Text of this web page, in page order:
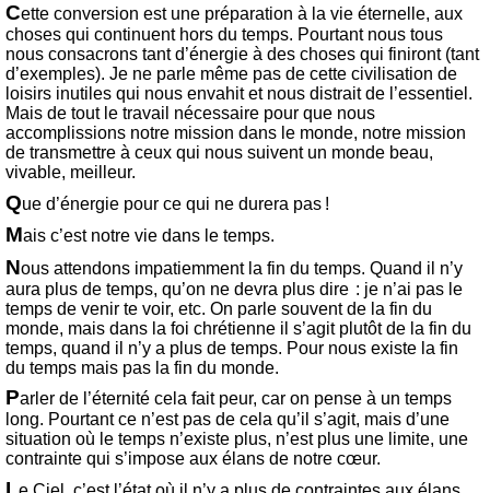
Cette conversion est une préparation à la vie éternelle, aux
choses qui continuent hors du temps. Pourtant nous tous
nous consacrons tant d’énergie à des choses qui finiront (tant
d’exemples). Je ne parle même pas de cette civilisation de
loisirs inutiles qui nous envahit et nous distrait de l’essentiel.
Mais de tout le travail nécessaire pour que nous
accomplissions notre mission dans le monde, notre mission
de transmettre à ceux qui nous suivent un monde beau,
vivable, meilleur.
Que d’énergie pour ce qui ne durera pas !
Mais c’est notre vie dans le temps.
Nous attendons impatiemment la fin du temps. Quand il n’y
aura plus de temps, qu’on ne devra plus dire : je n’ai pas le
temps de venir te voir, etc. On parle souvent de la fin du
monde, mais dans la foi chrétienne il s’agit plutôt de la fin du
temps, quand il n’y a plus de temps. Pour nous existe la fin
du temps mais pas la fin du monde.
Parler de l’éternité cela fait peur, car on pense à un temps
long. Pourtant ce n’est pas de cela qu’il s’agit, mais d’une
situation où le temps n’existe plus, n’est plus une limite, une
contrainte qui s’impose aux élans de notre cœur.